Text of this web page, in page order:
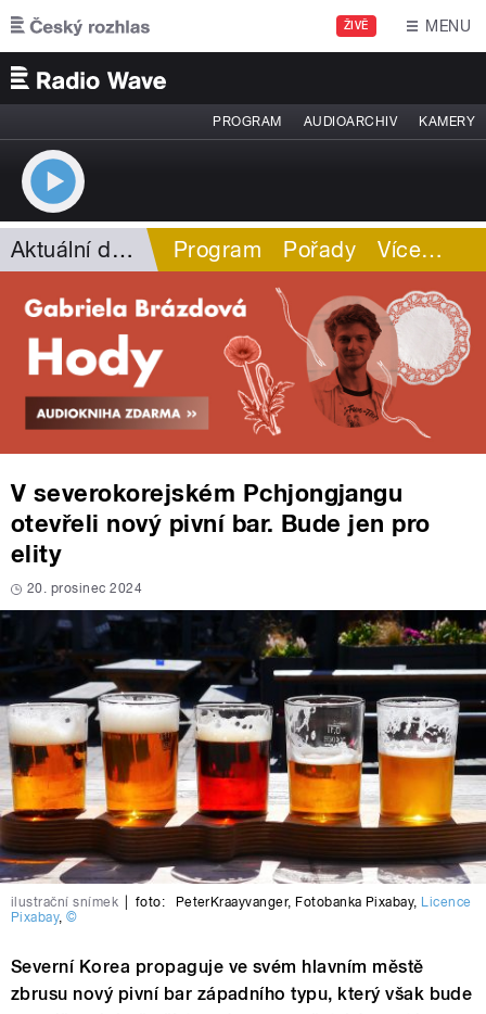
Přejít k hlavnímu obsahu
ŽIVĚ MENU
PROGRAM AUDIOARCHIV KAMERY
Aktuální dění Program Pořady Více…
V severokorejském Pchjongjangu
otevřeli nový pivní bar. Bude jen pro
elity
20. prosinec 2024
ilustrační snímek foto: PeterKraayvanger, Fotobanka Pixabay, Licence
Pixabay,©
Severní Korea propaguje ve svém hlavním městě
zbrusu nový pivní bar západního typu, který však bude